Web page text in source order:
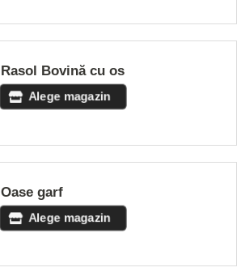
Rasol Bovină cu os
Alege magazin
Oase garf
Alege magazin